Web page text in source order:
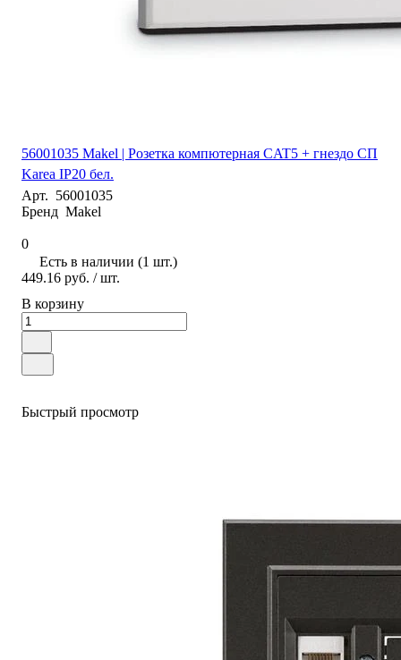
56001035 Makel | Розетка компютерная CAT5 + гнездо СП
Karea IP20 бел.
Арт. 56001035
Бренд Makel
0
Есть в наличии (1 шт.)
449.16 руб. / шт.
В корзину
Быстрый просмотр